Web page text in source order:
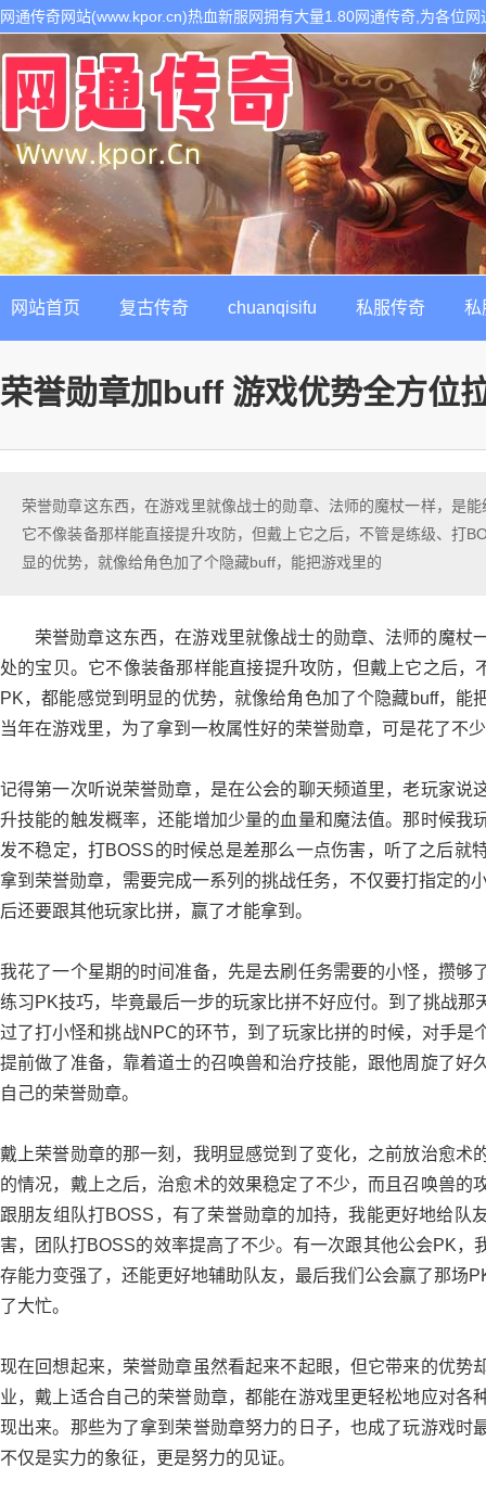
网通传奇网站(www.kpor.cn)热血新服网拥有大量1.80网通传奇,为各位
1.80传奇开区服务,是继网通传奇私服以后最热门的每日新开1.80传奇私
网站首页 复古传奇 chuanqisifu 私服传奇 私
荣誉勋章加buff 游戏优势全方位
荣誉勋章这东西，在游戏里就像战士的勋章、法师的魔杖一样，是
它不像装备那样能直接提升攻防，但戴上它之后，不管是练级、打
显的优势，就像给角色加了个隐藏buff，能把游戏里的
荣誉勋章这东西，在游戏里就像战士的勋章、法师的魔杖
处的宝贝。它不像装备那样能直接提升攻防，但戴上它之后，
PK，都能感觉到明显的优势，就像给角色加了个隐藏buff，能
当年在游戏里，为了拿到一枚属性好的荣誉勋章，可是花了不
记得第一次听说荣誉勋章，是在公会的聊天频道里，老玩家说
升技能的触发概率，还能增加少量的血量和魔法值。那时候我
发不稳定，打BOSS的时候总是差那么一点伤害，听了之后就
拿到荣誉勋章，需要完成一系列的挑战任务，不仅要打指定的
后还要跟其他玩家比拼，赢了才能拿到。
我花了一个星期的时间准备，先是去刷任务需要的小怪，攒够
练习PK技巧，毕竟最后一步的玩家比拼不好应付。到了挑战那
过了打小怪和挑战NPC的环节，到了玩家比拼的时候，对手是
提前做了准备，靠着道士的召唤兽和治疗技能，跟他周旋了好
自己的荣誉勋章。
戴上荣誉勋章的那一刻，我明显感觉到了变化，之前放治愈术
的情况，戴上之后，治愈术的效果稳定了不少，而且召唤兽的
跟朋友组队打BOSS，有了荣誉勋章的加持，我能更好地给队
害，团队打BOSS的效率提高了不少。有一次跟其他公会PK，
存能力变强了，还能更好地辅助队友，最后我们公会赢了那场
了大忙。
现在回想起来，荣誉勋章虽然看起来不起眼，但它带来的优势
业，戴上适合自己的荣誉勋章，都能在游戏里更轻松地应对各
现出来。那些为了拿到荣誉勋章努力的日子，也成了玩游戏时
不仅是实力的象征，更是努力的见证。